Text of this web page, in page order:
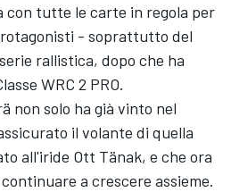
con tutte le carte in regola per
- soprattutto del
rallistica, dopo che ha
WRC 2 PRO.
non solo ha già vinto nel
il volante di quella
all'iride Ott Tänak, e che ora
a crescere assieme.